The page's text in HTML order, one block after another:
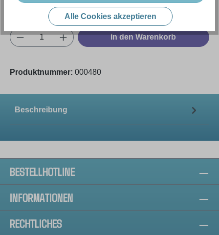
Preise exkl. MwSt. zzgl. Versandkosten
Produkt Anzahl: Gib den gewünschten
In den Warenkorb
Produktnummer: 000480
Beschreibung
BESTELLHOTLINE
INFORMATIONEN
RECHTLICHES
Alle Cookies akzeptieren